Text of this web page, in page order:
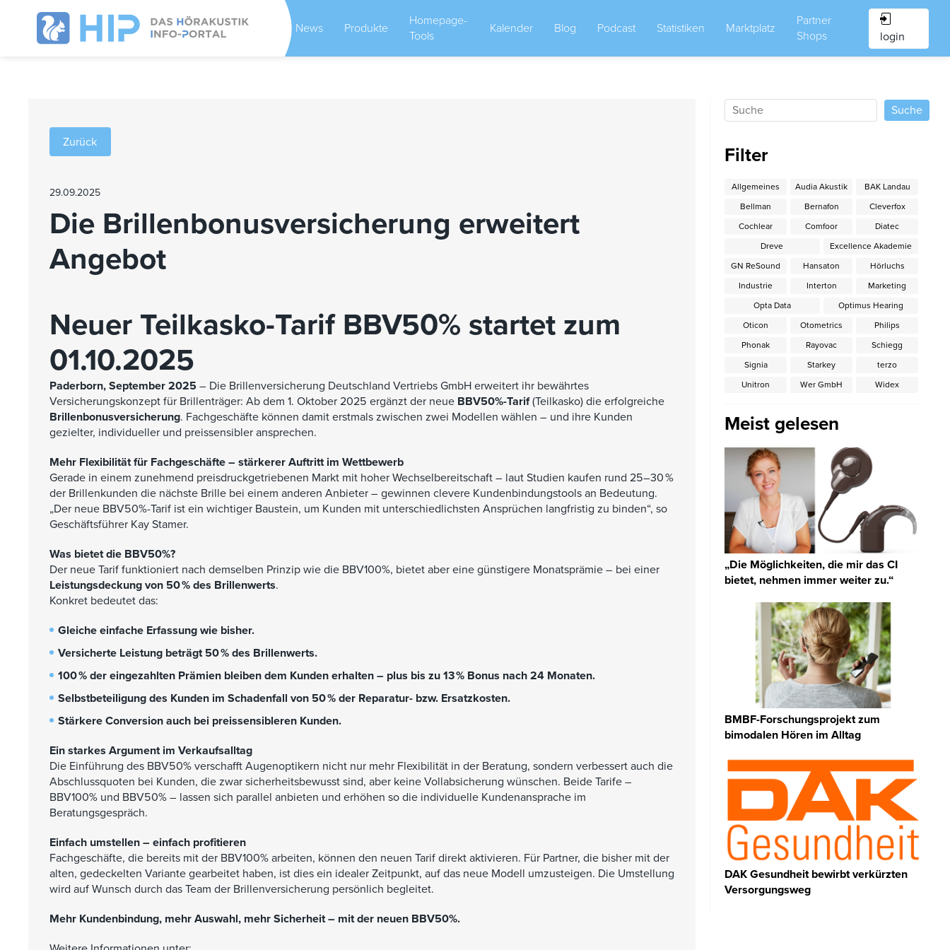
News Produkte
Homepage-
Tools
Kalender Blog Podcast Statistiken Marktplatz
Partner
Shops
login
Zurück
29.09.2025
Die Brillenbonusversicherung erweitert
Angebot
Neuer Teilkasko-Tarif BBV50% startet zum
01.10.2025
Paderborn, September 2025 – Die Brillenversicherung Deutschland Vertriebs GmbH erweitert ihr bewährtes
Versicherungskonzept für Brillenträger: Ab dem 1. Oktober 2025 ergänzt der neue BBV50%-Tarif(Teilkasko) die erfolgreiche
Brillenbonusversicherung. Fachgeschäfte können damit erstmals zwischen zwei Modellen wählen – und ihre Kunden
gezielter, individueller und preissensibler ansprechen.
Mehr Flexibilität für Fachgeschäfte – stärkerer Auftritt im Wettbewerb
Gerade in einem zunehmend preisdruckgetriebenen Markt mit hoher Wechselbereitschaft – laut Studien kaufen rund 25–30 %
der Brillenkunden die nächste Brille bei einem anderen Anbieter – gewinnen clevere Kundenbindungstools an Bedeutung.
„Der neue BBV50%-Tarif ist ein wichtiger Baustein, um Kunden mit unterschiedlichsten Ansprüchen langfristig zu binden“, so
Geschäftsführer Kay Stamer.
Was bietet die BBV50%?
Der neue Tarif funktioniert nach demselben Prinzip wie die BBV100%, bietet aber eine günstigere Monatsprämie – bei einer
Leistungsdeckung von 50 % des Brillenwerts.
Konkret bedeutet das:
Gleiche einfache Erfassung wie bisher.
Versicherte Leistung beträgt 50 % des Brillenwerts.
100 % der eingezahlten Prämien bleiben dem Kunden erhalten – plus bis zu 13 % Bonus nach 24 Monaten.
Selbstbeteiligung des Kunden im Schadenfall von 50 % der Reparatur- bzw. Ersatzkosten.
Stärkere Conversion auch bei preissensibleren Kunden.
Ein starkes Argument im Verkaufsalltag
Die Einführung des BBV50% verschafft Augenoptikern nicht nur mehr Flexibilität in der Beratung, sondern verbessert auch die
Abschlussquoten bei Kunden, die zwar sicherheitsbewusst sind, aber keine Vollabsicherung wünschen. Beide Tarife –
BBV100% und BBV50% – lassen sich parallel anbieten und erhöhen so die individuelle Kundenansprache im
Beratungsgespräch.
Einfach umstellen – einfach profitieren
Fachgeschäfte, die bereits mit der BBV100% arbeiten, können den neuen Tarif direkt aktivieren. Für Partner, die bisher mit der
alten, gedeckelten Variante gearbeitet haben, ist dies ein idealer Zeitpunkt, auf das neue Modell umzusteigen. Die Umstellung
wird auf Wunsch durch das Team der Brillenversicherung persönlich begleitet.
Mehr Kundenbindung, mehr Auswahl, mehr Sicherheit – mit der neuen BBV50%.
Filter
Allgemeines Audia Akustik
BAK Landau
Bellman
Bernafon
Cleverfox
Cochlear
Comfoor
Diatec
Dreve
Excellence Akademie
GN ReSound
Hansaton
Hörluchs
Industrie
Interton
Marketing
Opta Data
Optimus Hearing
Oticon
Otometrics
Philips
Phonak
Rayovac
Schiegg
Signia
Starkey
terzo
Unitron
Wer GmbH Widex
Meist gelesen
„Die Möglichkeiten, die mir das CI
bietet, nehmen immer weiter zu.“
BMBF-Forschungsprojekt zum
bimodalen Hören im Alltag
DAK Gesundheit bewirbt verkürzten
Versorgungsweg